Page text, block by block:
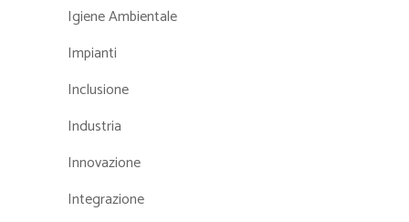
Igiene Ambientale
Impianti
Inclusione
Industria
Innovazione
Integrazione